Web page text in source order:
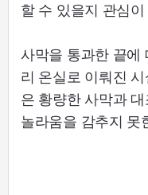
할 수 있을지 관심이
사막을 통과한 끝에
리 온실로 이뤄진
은 황량한 사막과
놀라움을 감추지 못